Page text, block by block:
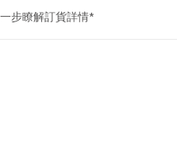
步瞭解訂貨詳情*
高：45.5 厘米
Ditzel 從她在特立尼達旅行時在